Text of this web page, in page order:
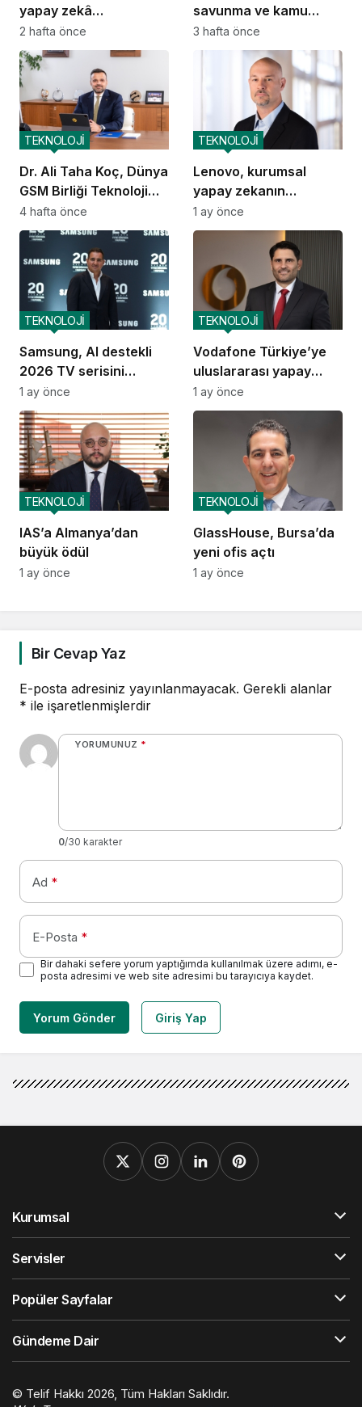
yapay zekâ
ekosistemine katkısını
artıracak
2 hafta önce
savunma ve kamu
güvenliği alanında
yerlileşmeyi hedefliyor
3 hafta önce
Dr. Ali Taha Koç, Dünya
GSM Birliği Teknoloji
Grubu Başkanı oldu
TEKNOLOJİ
4 hafta önce
Lenovo, kurumsal
yapay zekanın
ekonomik dengelerini
yeniden tanımlıyor
TEKNOLOJİ
1 ay önce
Samsung, AI destekli
2026 TV serisini
Türkiye’de tanıttı
TEKNOLOJİ
1 ay önce
Vodafone Türkiye’ye
uluslararası yapay
zekâ ödülü
TEKNOLOJİ
1 ay önce
IAS’a Almanya’dan
büyük ödül
TEKNOLOJİ
1 ay önce
GlassHouse, Bursa’da
yeni ofis açtı
TEKNOLOJİ
1 ay önce
Bir Cevap Yaz
E-posta adresiniz yayınlanmayacak. Gerekli alanlar
* ile işaretlenmişlerdir
YORUMUNUZ *
0/30 karakter
Ad *
E-Posta *
Bir dahaki sefere yorum yaptığımda kullanılmak üzere adımı, e-
posta adresimi ve web site adresimi bu tarayıcıya kaydet.
Yorum Gönder Giriş Yap
Kurumsal
Servisler
Popüler Sayfalar
Gündeme Dair
© Telif Hakkı 2026, Tüm Hakları Saklıdır.